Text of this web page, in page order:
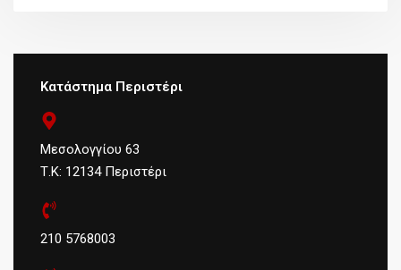
Κατάστημα Περιστέρι
Μεσολογγίου 63
Τ.Κ: 12134 Περιστέρι
210 5768003